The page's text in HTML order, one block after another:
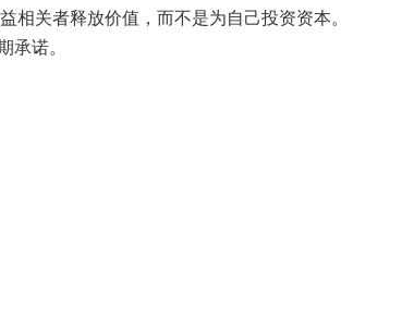
关者释放价值，而不是为自己投资资本。
承诺。